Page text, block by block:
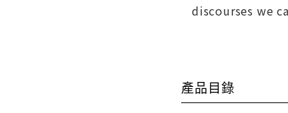
discourses we
產品目錄